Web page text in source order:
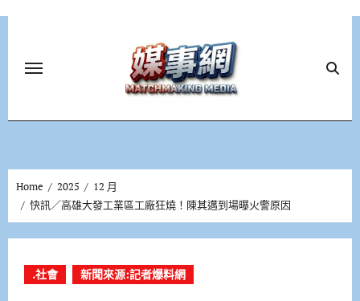
Home 2025
12 月
快訊／高雄大發工業區工廠狂燒！陳其邁到場曝火警原因
.社會 新聞來源:記者爆料網